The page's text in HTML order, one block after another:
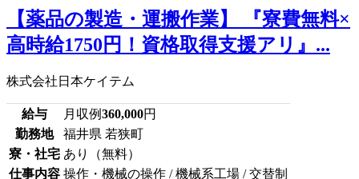
【薬品の製造・運搬作業】 『寮費無料×
高時給1750円！資格取得支援アリ』...
株式会社日本ケイテム
給与 月収例360,000円
勤務地
福井県 若狭町
寮・社宅 あり（無料）
仕事内容 操作・機械の操作 / 機械系工場 / 交替制